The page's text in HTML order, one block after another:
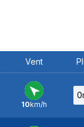
Vent
SE -
10km/h